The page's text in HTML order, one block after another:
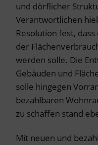
und dörflicher
Verantwortlichen
Resolution fest,
der
werden solle. Die
Gebäuden und
solle hingegen
bezahlbaren
zu schaffen stand
Mit neuen und